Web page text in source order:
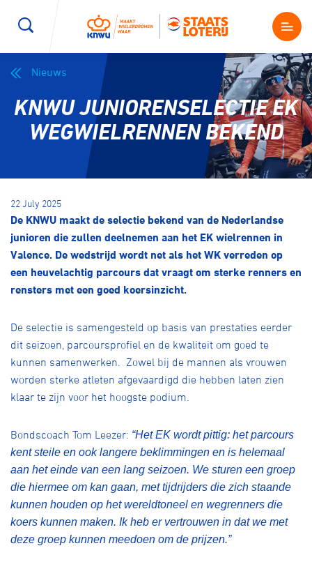
Kenniscentrum
Magazine
Nieuws
Shop
Producten en diensten
Contact
Lid worden
Nieuws
KNWU JUNIORENSELECTIE EK
WEGWIELRENNEN BEKEND
22 July 2025
De KNWU maakt de selectie bekend van de Nederlandse
junioren die zullen deelnemen aan het EK wielrennen in
Valence. De wedstrijd wordt net als het WK verreden op
een heuvelachtig parcours dat vraagt om sterke renners en
rensters met een goed koersinzicht.
De selectie is samengesteld op basis van prestaties eerder
dit seizoen, parcoursprofiel en de kwaliteit om goed te
kunnen samenwerken. Zowel bij de mannen als vrouwen
worden sterke atleten afgevaardigd die hebben laten zien
klaar te zijn voor het hoogste podium.
Bondscoach Tom Leezer: “Het EK wordt pittig: het parcours
kent steile en ook langere beklimmingen en is helemaal
aan het einde van een lang seizoen. We sturen een groep
die hiermee om kan gaan, met tijdrijders die zich staande
kunnen houden op het wereldtoneel en wegrenners die
koers kunnen maken. Ik heb er vertrouwen in dat we met
deze groep kunnen meedoen om de prijzen.”
Wegwielrennen Mountainbiken
E-Racing
Kunstwielrijden ID-Cycling
Baanwielrennen
BMX freestyle Gravel
Pumptrack Fixed gear